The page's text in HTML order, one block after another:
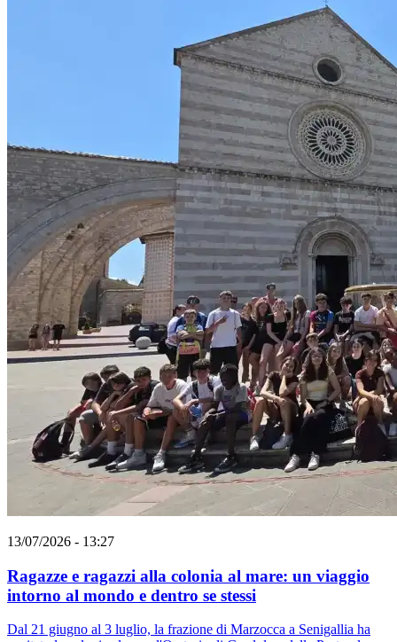
13/07/2026 - 13:27
Ragazze e ragazzi alla colonia al mare: un viaggio
intorno al mondo e dentro se stessi
Dal 21 giugno al 3 luglio, la frazione di Marzocca a Senigallia ha